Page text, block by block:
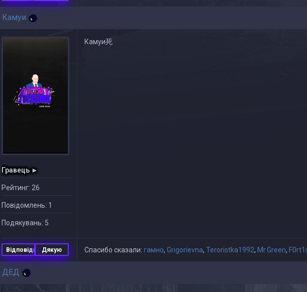
Камуи
Гравець ►
Рейтинг: 26
Повідомлень: 1
Подякувань: 5
Камуи死
Відповідь Дякую Спасибо сказали: гамно, Grigorievna, Teroristka1992, Mr.Green,
ДЕД